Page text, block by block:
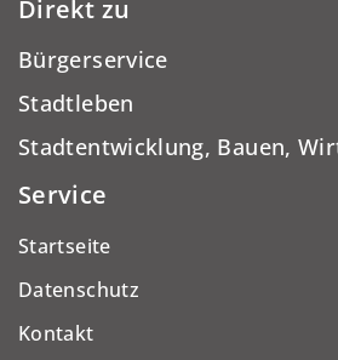
Direkt zu
Bürgerservice
Stadtleben
Stadtentwicklung, Bauen,
Service
Startseite
Datenschutz
Kontakt